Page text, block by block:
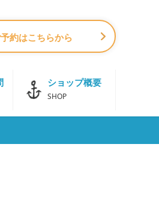
約はこちらから
ショップ概要
SHOP